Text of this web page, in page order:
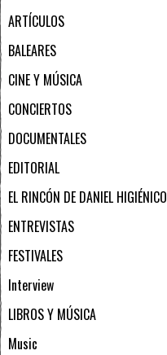
ARTÍCULOS
BALEARES
CINE Y MÚSICA
CONCIERTOS
DOCUMENTALES
EDITORIAL
EL RINCÓN DE DANIEL HIGIÉNICO
ENTREVISTAS
FESTIVALES
Interview
LIBROS Y MÚSICA
Music